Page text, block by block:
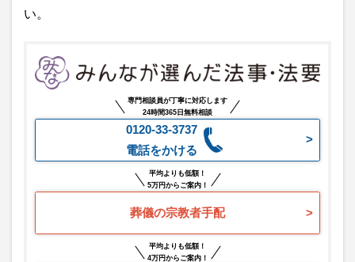
い。
専門相談員が丁寧に対応します
24時間365日無料相談
0120-33-3737
電話をかける
平均よりも低額！
5万円からご案内！
葬儀の宗教者手配
平均よりも低額！
4万円からご案内！